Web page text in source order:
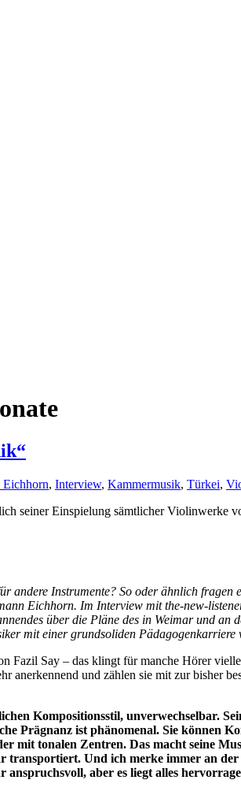
Eichhorn, Interview, Kammermusik, Türkei,
seiner Einspielung sämtlicher Violinwerke
andere Instrumente? So oder ähnlich
Eichhorn. Im Interview mit the-new-
über die Pläne des in Weimar und
mit einer grundsoliden Pädagogenkarriere
Say – das klingt für manche Hörer
anerkennend und zählen sie mit zur bisher
Kompositionsstil, unverwechselbar.
Prägnanz ist phänomenal. Sie können
mit tonalen Zentren. Das macht seine
Und ich merke immer an
aber es liegt alles